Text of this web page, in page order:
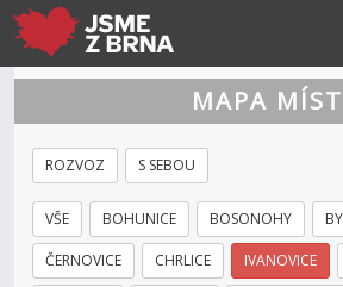
MAPA MÍST
ROZVOZ S SEBOU
VŠE BOHUNICE BOSONOHY
ČERNOVICE CHRLICE IVANOVICE